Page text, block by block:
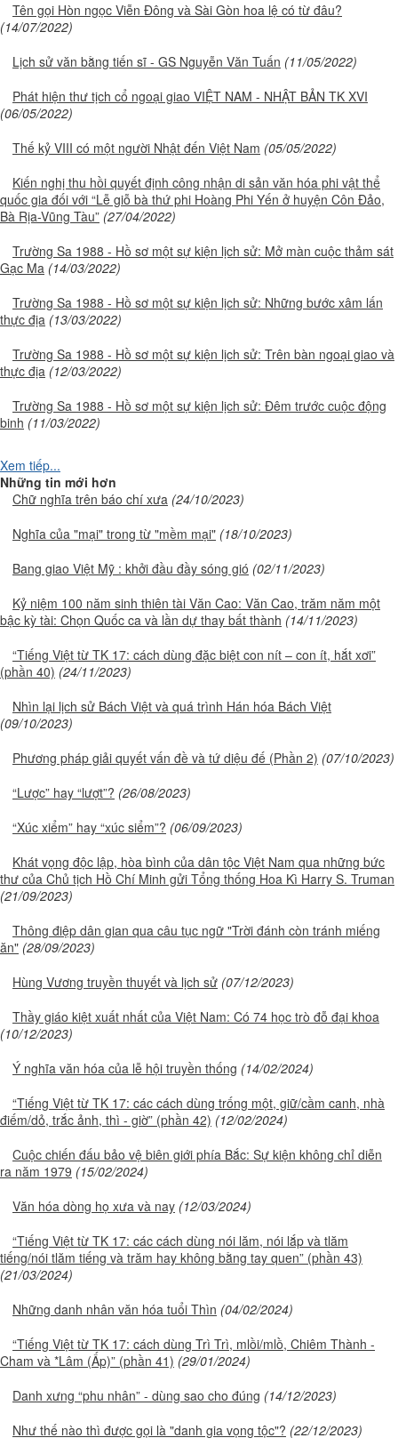
Tên gọi Hòn ngọc Viễn Đông và Sài Gòn hoa lệ có từ đâu?
(14/07/2022)
Lịch sử văn bằng tiến sĩ - GS Nguyễn Văn Tuấn (11/05/2022)
Phát hiện thư tịch cổ ngoại giao VIỆT NAM - NHẬT BẢN TK XVI
(06/05/2022)
Thế kỷ VIII có một người Nhật đến Việt Nam (05/05/2022)
Kiến nghị thu hồi quyết định công nhận di sản văn hóa phi vật thể
quốc gia đối với “Lễ giỗ bà thứ phi Hoàng Phi Yến ở huyện Côn Đảo,
Bà Rịa-Vũng Tàu” (27/04/2022)
Trường Sa 1988 - Hồ sơ một sự kiện lịch sử: Mở màn cuộc thảm sát
Gạc Ma (14/03/2022)
Trường Sa 1988 - Hồ sơ một sự kiện lịch sử: Những bước xâm lấn
thực địa (13/03/2022)
Trường Sa 1988 - Hồ sơ một sự kiện lịch sử: Trên bàn ngoại giao và
thực địa (12/03/2022)
Trường Sa 1988 - Hồ sơ một sự kiện lịch sử: Đêm trước cuộc động
binh (11/03/2022)
Xem tiếp...
Những tin mới hơn
Chữ nghĩa trên báo chí xưa (24/10/2023)
Nghĩa của "mại" trong từ "mềm mại" (18/10/2023)
Bang giao Việt Mỹ : khởi đầu đầy sóng gió (02/11/2023)
Kỷ niệm 100 năm sinh thiên tài Văn Cao: Văn Cao, trăm năm một
bậc kỳ tài: Chọn Quốc ca và lần dự thay bất thành (14/11/2023)
“Tiếng Việt từ TK 17: cách dùng đặc biệt con nít – con ít, hắt xơi”
(phần 40) (24/11/2023)
Nhìn lại lịch sử Bách Việt và quá trình Hán hóa Bách Việt
(09/10/2023)
Phương pháp giải quyết vấn đề và tứ diệu đế (Phần 2) (07/10/2023)
“Lược” hay “lượt”? (26/08/2023)
“Xúc xiểm” hay “xúc siểm”? (06/09/2023)
Khát vọng độc lập, hòa bình của dân tộc Việt Nam qua những bức
thư của Chủ tịch Hồ Chí Minh gửi Tổng thống Hoa Kì Harry S. Truman
(21/09/2023)
Thông điệp dân gian qua câu tục ngữ "Trời đánh còn tránh miếng
ăn" (28/09/2023)
Hùng Vương truyền thuyết và lịch sử (07/12/2023)
Thầy giáo kiệt xuất nhất của Việt Nam: Có 74 học trò đỗ đại khoa
(10/12/2023)
Ý nghĩa văn hóa của lễ hội truyền thống (14/02/2024)
“Tiếng Việt từ TK 17: các cách dùng trống một, giữ/cầm canh, nhà
điếm/dỏ, trắc ảnh, thì - giờ” (phần 42) (12/02/2024)
Cuộc chiến đấu bảo vệ biên giới phía Bắc: Sự kiện không chỉ diễn
ra năm 1979 (15/02/2024)
Văn hóa dòng họ xưa và nay (12/03/2024)
“Tiếng Việt từ TK 17: các cách dùng nói lăm, nói lắp và tlăm
tiếng/nói tlăm tiếng và trăm hay không bằng tay quen” (phần 43)
(21/03/2024)
Những danh nhân văn hóa tuổi Thìn (04/02/2024)
“Tiếng Việt từ TK 17: cách dùng Trì Trì, mlồi/mlồ, Chiêm Thành -
Cham và *Lâm (Ấp)” (phần 41) (29/01/2024)
Danh xưng “phu nhân” - dùng sao cho đúng (14/12/2023)
Như thế nào thì được gọi là "danh gia vọng tộc"? (22/12/2023)